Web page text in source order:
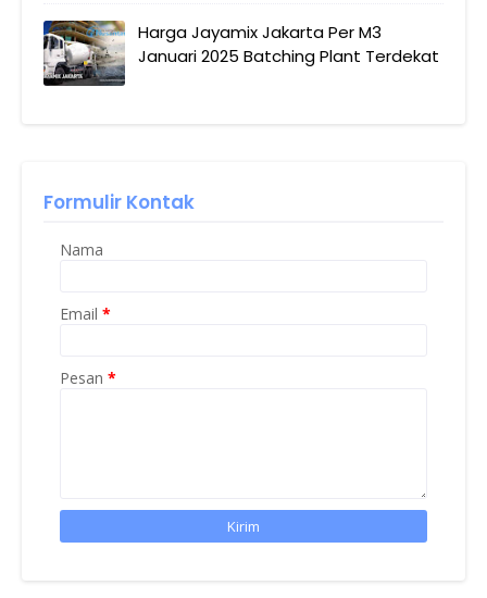
Harga Jayamix Jakarta Per M3
Januari 2025 Batching Plant Terdekat
Formulir Kontak
Nama
Email *
Pesan *